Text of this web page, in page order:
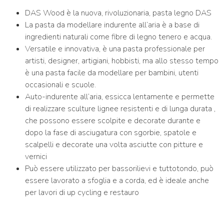
DAS Wood è la nuova, rivoluzionaria, pasta legno DAS
La pasta da modellare indurente all’aria è a base di
ingredienti naturali come fibre di legno tenero e acqua.
Versatile e innovativa, è una pasta professionale per
artisti, designer, artigiani, hobbisti, ma allo stesso tempo
è una pasta facile da modellare per bambini, utenti
occasionali e scuole.
Auto-indurente all’aria, essicca lentamente e permette
di realizzare sculture lignee resistenti e di lunga durata ,
che possono essere scolpite e decorate durante e
dopo la fase di asciugatura con sgorbie, spatole e
scalpelli e decorate una volta asciutte con pitture e
vernici
Può essere utilizzato per bassorilievi e tuttotondo, può
essere lavorato a sfoglia e a corda, ed è ideale anche
per lavori di up cycling e restauro